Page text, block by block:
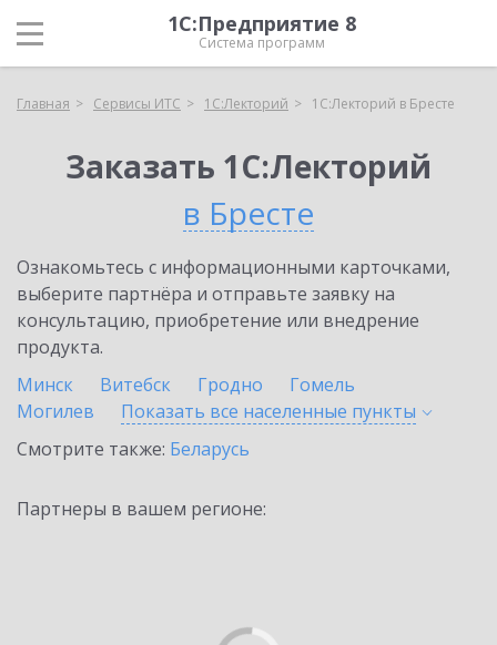
1С:Предприятие 8
Система программ
Главная Сервисы ИТС 1С:Лекторий 1С:Лекторий в Бресте
Заказать 1С:Лекторий
в Бресте
Ознакомьтесь с информационными карточками,
выберите партнёра и отправьте заявку на
консультацию, приобретение или внедрение
продукта.
Минск
Витебск Гродно
Гомель
Могилев
Показать все населенные пункты
Смотрите также: Беларусь
Партнеры в вашем регионе: